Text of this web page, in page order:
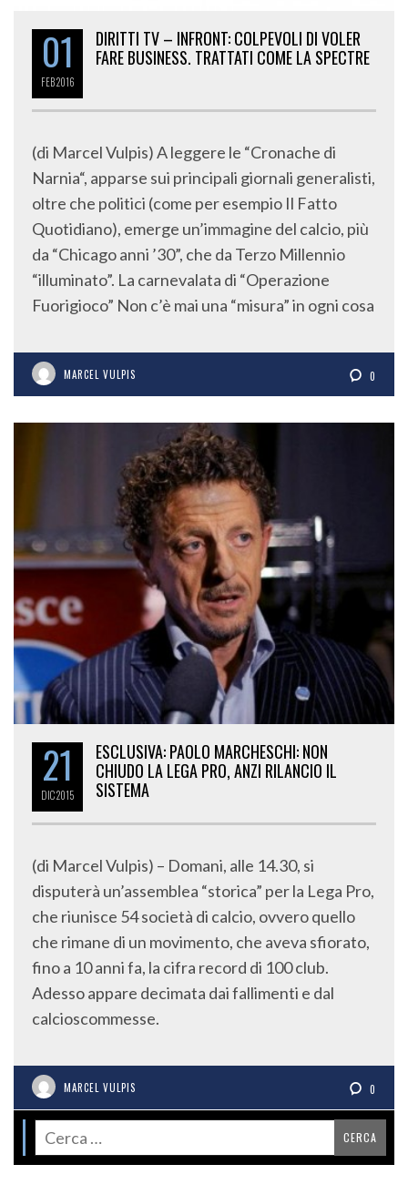
01
FEB2016
DIRITTI TV – INFRONT: COLPEVOLI DI VOLER
FARE BUSINESS. TRATTATI COME LA SPECTRE
(di Marcel Vulpis) A leggere le “Cronache di
Narnia“, apparse sui principali giornali generalisti,
oltre che politici (come per esempio Il Fatto
Quotidiano), emerge un’immagine del calcio, più
da “Chicago anni ’30”, che da Terzo Millennio
“illuminato”. La carnevalata di “Operazione
Fuorigioco” Non c’è mai una “misura” in ogni cosa
MARCEL VULPIS 0
21
DIC2015
ESCLUSIVA: PAOLO MARCHESCHI: NON
CHIUDO LA LEGA PRO, ANZI RILANCIO IL
SISTEMA
(di Marcel Vulpis) – Domani, alle 14.30, si
disputerà un’assemblea “storica” per la Lega Pro,
che riunisce 54 società di calcio, ovvero quello
che rimane di un movimento, che aveva sfiorato,
fino a 10 anni fa, la cifra record di 100 club.
Adesso appare decimata dai fallimenti e dal
calcioscommesse.
MARCEL VULPIS 0